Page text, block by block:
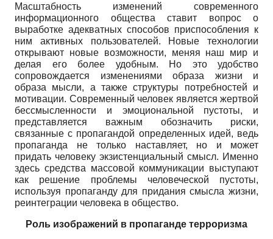
Масштабность изменений современного
информационного общества ставит вопрос о
выработке адекватных способов приспособления к
ним активных пользователей. Новые технологии
открывают новые возможности, меняя наш мир и
делая его более удобным. Но это удобство
сопровождается изменениями образа жизни и
образа мысли, а также структуры потребностей и
мотивации. Современный человек является жертвой
бессмысленности и эмоциональной пустоты, и
представляется важным обозначить риски,
связанные с пропагандой определенных идей, ведь
пропаганда не только наставляет, но и может
придать человеку экзистенциальный смысл. Именно
здесь средства массовой коммуникации выступают
как решение проблемы человеческой пустоты,
используя пропаганду для придания смысла жизни,
реинтеграции человека в общество.
Роль изображений в пропаганде терроризма